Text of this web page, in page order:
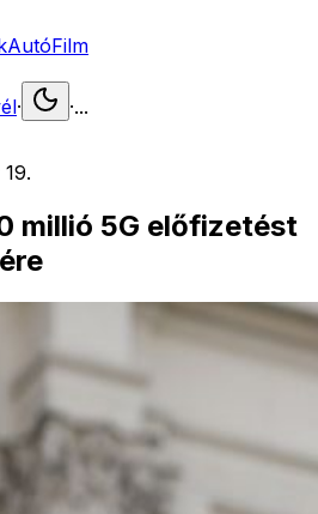
AutóFilm
· ·...
millió 5G előfizetést